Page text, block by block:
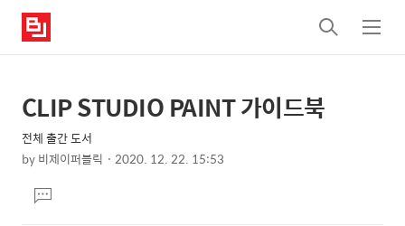
검
색
메
뉴
상
세
컨
텐
츠
본
문
제
목
CLIP STUDIO PAINT 가이드북
전체 출간 도서
by비제이퍼블릭 2020. 12. 22. 15:53
문댓
글